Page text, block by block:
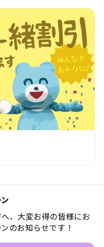
、大変お得の皆様にお
のお知らせです！